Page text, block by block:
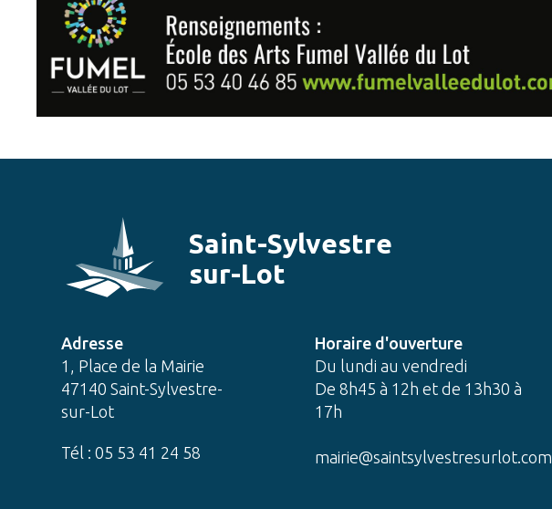
Saint-Sylvestre
sur-Lot
Adresse
1, Place de la Mairie
47140 Saint-Sylvestre-
sur-Lot
Tél : 05 53 41 24 58
Horaire d'ouverture
Du lundi au vendredi
De 8h45 à 12h et de 13h30 à
17h
mairie@saintsylvestresurlot.com